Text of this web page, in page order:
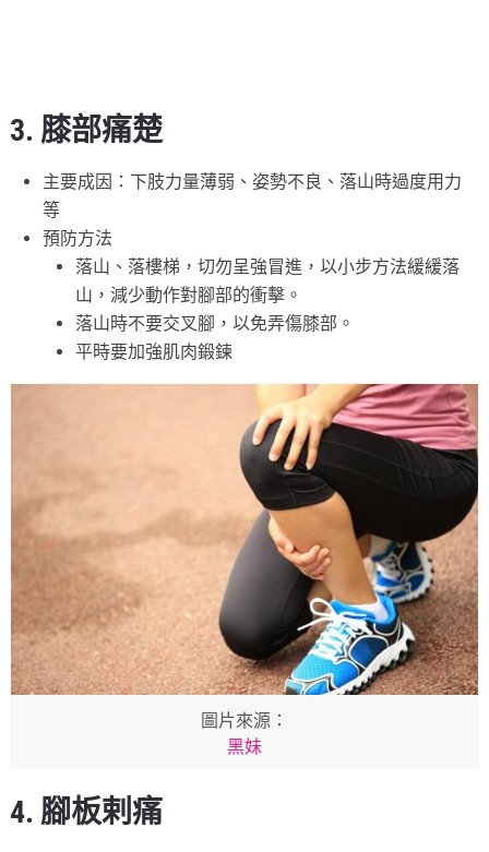
3. 膝部痛楚
主要成因：下肢力量薄弱、姿勢不良、落山時過度用力
等
預防方法
落山、落樓梯，切勿呈強冒進，以小步方法緩緩落
山，減少動作對腳部的衝擊。
落山時不要交叉腳，以免弄傷膝部。
平時要加強肌肉鍛鍊
圖片來源：
黑妹
4. 腳板剌痛